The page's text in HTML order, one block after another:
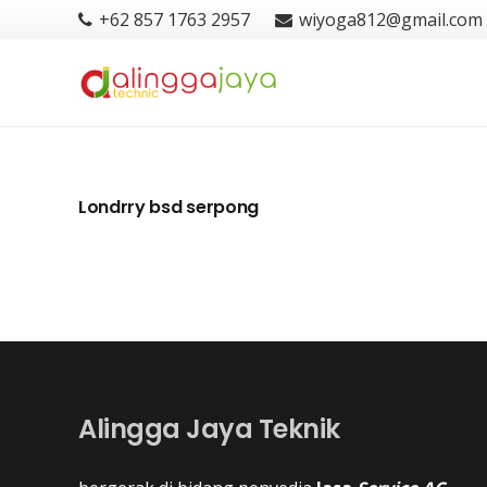
+62 857 1763 2957 wiyoga812@gmail.com
Londrry bsd serpong
Alingga Jaya Teknik